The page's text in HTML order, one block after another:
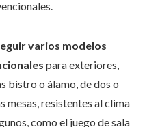
varios modelos
para exteriores,
bistro o álamo, de dos o
mesas, resistentes al clima
como el juego de sala